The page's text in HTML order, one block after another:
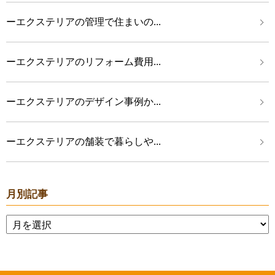
ーエクステリアの管理で住まいの...
ーエクステリアのリフォーム費用...
ーエクステリアのデザイン事例か...
ーエクステリアの舗装で暮らしや...
月別記事